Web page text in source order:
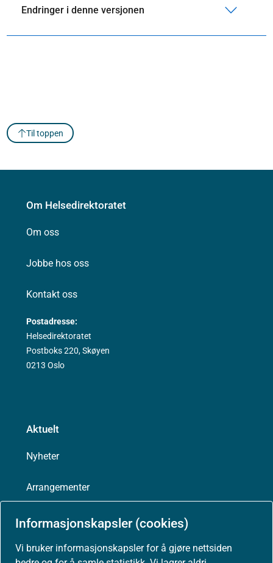
Informasjonskapsler (cookies)
Vi bruker informasjonskapsler for å gjøre nettsiden
Endringer i denne versjonen
Til toppen
Om Helsedirektoratet
Om oss
Jobbe hos oss
Kontakt oss
Postadresse:
Helsedirektoratet
Postboks 220, Skøyen
0213 Oslo
Aktuelt
Nyheter
Arrangementer
Høringer
Presse